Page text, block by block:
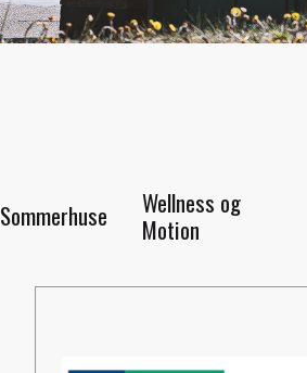
Sommerhuse
Wellness og
Motion